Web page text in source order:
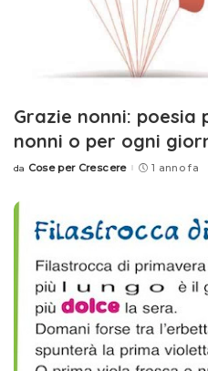
Grazie nonni: poesia
nonni o per ogni
Posted
da Cose per Crescere 1 anno fa